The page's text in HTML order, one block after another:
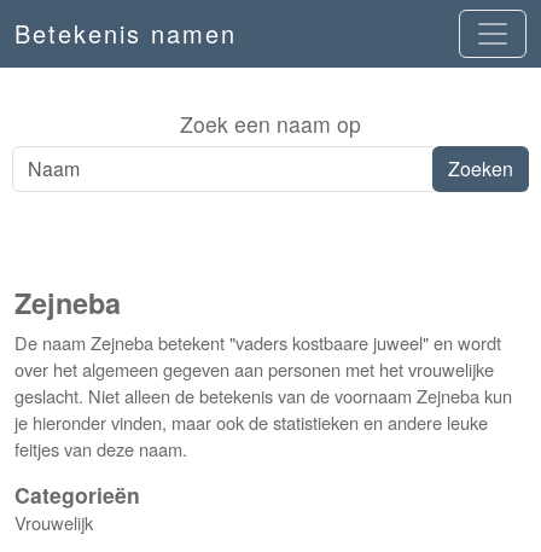
Betekenis namen
Zoek een naam op
Zejneba
De naam Zejneba betekent "vaders kostbaare juweel" en wordt
over het algemeen gegeven aan personen met het vrouwelijke
geslacht. Niet alleen de betekenis van de voornaam Zejneba kun
je hieronder vinden, maar ook de statistieken en andere leuke
feitjes van deze naam.
Categorieën
Vrouwelijk